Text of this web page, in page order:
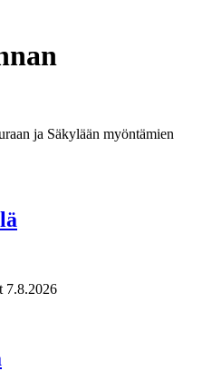
ja Säkylään myöntämien
7.8.2026